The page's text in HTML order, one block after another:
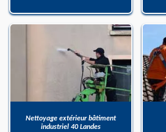
Nettoyage extérieur bâtiment
industriel 40 Landes